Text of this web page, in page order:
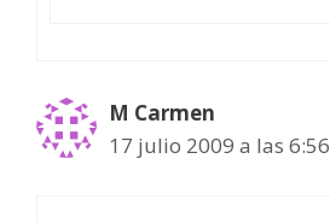
M Carmen
17 julio 2009 a las 6:56